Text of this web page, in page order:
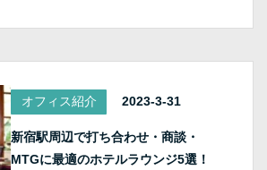
オフィス紹介 2023-3-31
新宿駅周辺で打ち合わせ・商談・
MTGに最適のホテルラウンジ5選！